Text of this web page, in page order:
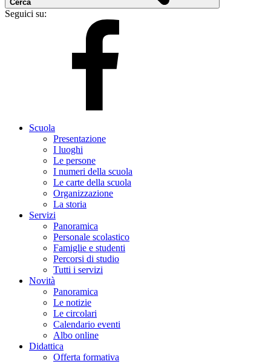
Cerca
Seguici su:
Scuola
Presentazione
I luoghi
Le persone
I numeri della scuola
Le carte della scuola
Organizzazione
La storia
Servizi
Panoramica
Personale scolastico
Famiglie e studenti
Percorsi di studio
Tutti i servizi
Novità
Panoramica
Le notizie
Le circolari
Calendario eventi
Albo online
Didattica
Offerta formativa